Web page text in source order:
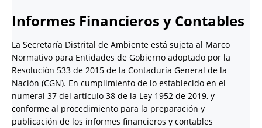
Informes Financieros y Contables
La Secretaría Distrital de Ambiente está sujeta al Marco
Normativo para Entidades de Gobierno adoptado por la
Resolución 533 de 2015 de la Contaduría General de la
Nación (CGN). En cumplimiento de lo establecido en el
numeral 37 del artículo 38 de la Ley 1952 de 2019, y
conforme al procedimiento para la preparación y
publicación de los informes financieros y contables